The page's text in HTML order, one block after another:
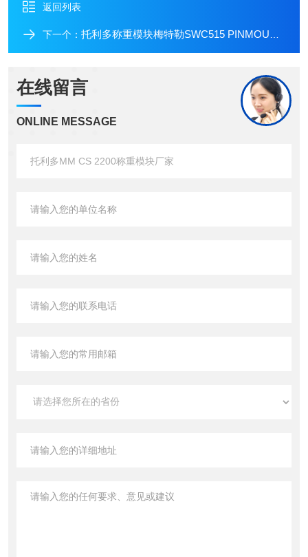
返回列表
下一个： 托利多称重模块梅特勒SWC515 PINMOUNT称重模块价格
在线留言
ONLINE MESSAGE